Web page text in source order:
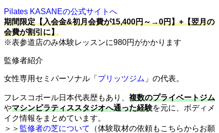
Pilates KASANEの公式サイトへ
期間限定【入会金&初月会費が15,400円～→0円】+【翌月の
会費が割引に】
※表参道店のみ体験レッスンに980円がかかります
監修者紹介
女性専用セミパーソナル「 プリッツジム 」の代表。
フレスコボール日本代表歴もあり、 複数のプライベートジム
やマシンピラティススタジオへ通った経験を元に、ボディメ
イク情報をまとめています。
＞＞ 監修者の芝について
（体験取材の依頼もこちらからお願